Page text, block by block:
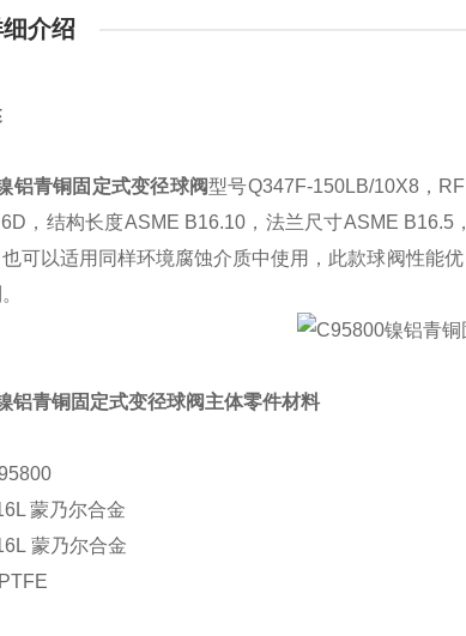
介绍
铝青铜固定式变径球阀型号Q347F-150LB/10X8，
，结构长度ASME B16.10，法兰尺寸ASME
可以适用同样环境腐蚀介质中使用，此款球阀性能
铝青铜固定式变径球阀主体零件材料
蒙乃尔合金
蒙乃尔合金